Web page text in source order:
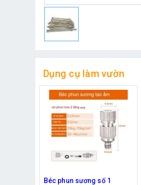
Dụng cụ làm vườn
Béc phun sương số 1